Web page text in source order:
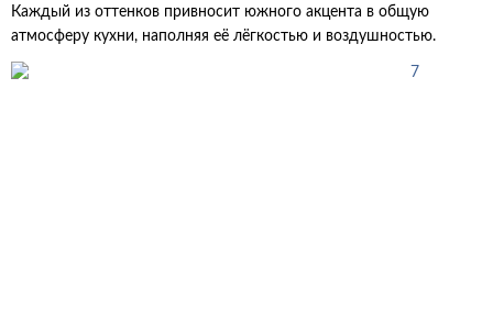
Каждый из оттенков привносит южного акцента в общую
атмосферу кухни, наполняя её лёгкостью и воздушностью.